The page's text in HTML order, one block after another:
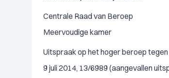
Centrale Raad van Beroep
Meervoudige kamer
Uitspraak op het hoger beroep
9 juli 2014, 13/6989 (aangevallen